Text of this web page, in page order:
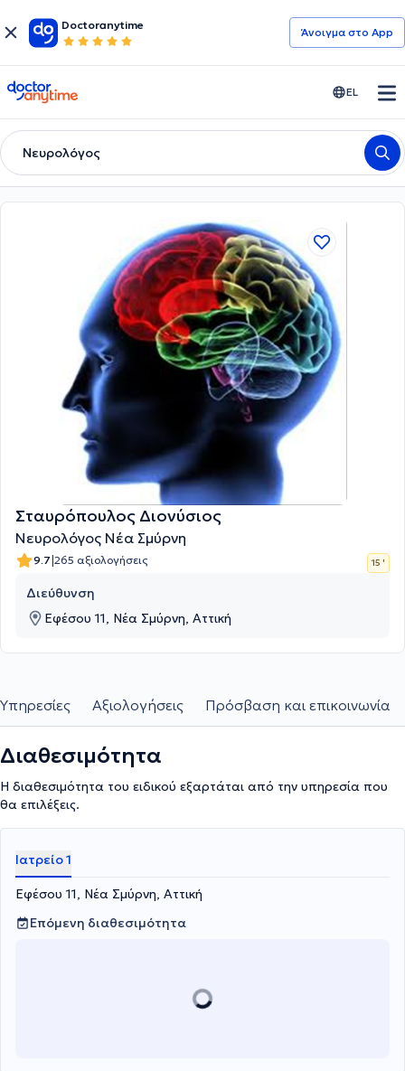
Doctoranytime
Άνοιγμα στο App
doctoranytime EL
Νευρολόγος
Σταυρόπουλος Διονύσιος
Νευρολόγος Νέα Σμύρνη
9.7|265 αξιολογήσεις 15 '
Διεύθυνση
Εφέσου 11, Νέα Σμύρνη, Αττική
Υπηρεσίες Αξιολογήσεις Πρόσβαση και επικοινωνία
Διαθεσιμότητα
Η διαθεσιμότητα του ειδικού εξαρτάται από την υπηρεσία που
θα επιλέξεις.
Ιατρείο 1
Εφέσου 11, Νέα Σμύρνη, Αττική
Επόμενη διαθεσιμότητα